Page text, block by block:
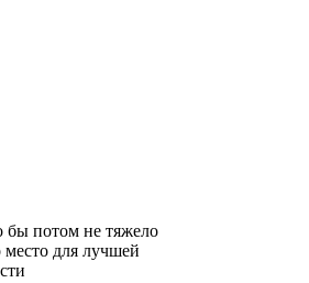
бы потом не тяжело
место для лучшей